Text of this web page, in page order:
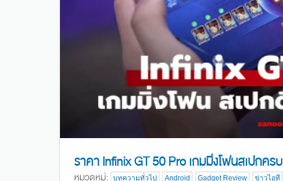
ราคา Infinix GT 50 Pro เกมมิ่งโฟนสเปกครบ
หมวดหมู่: บทความทั่วไป Android Gadget Review ข่าวไอที